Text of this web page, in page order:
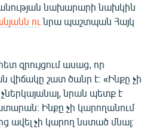
նախարարի նախկին
ու նրա պաշտպան Հայկ
զրույցում ասաց, որ
շատ ծանր է։ «Ինքը չի
նրան պետք է
Ինքը չի կարողանում
ավել չի կարող նստած մնալ։